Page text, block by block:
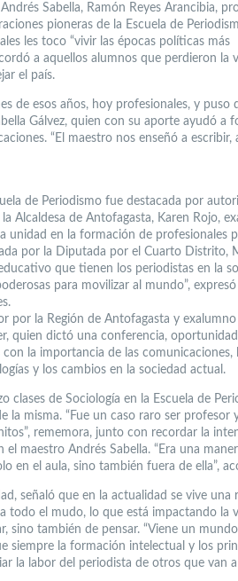
Sabella, Ramón Reyes Arancibia,
pioneras de la Escuela de
les toco “vivir las épocas políticas más
a aquellos alumnos que perdieron la
el país.
de esos años, hoy profesionales, y puso
Gálvez, quien con su aporte ayudó a
“El maestro nos enseñó a escribir,
de Periodismo fue destacada por
Alcaldesa de Antofagasta, Karen Rojo,
unidad en la formación de profesionales
por la Diputada por el Cuarto Distrito,
que tienen los periodistas en la
para movilizar al mundo”, expresó
por la Región de Antofagasta y exalumno
quien dictó una conferencia,
la importancia de las comunicaciones,
y los cambios en la sociedad actual.
clases de Sociología en la Escuela de
la misma. “Fue un caso raro ser profesor
rememora, junto con recordar la
maestro Andrés Sabella. “Era una
en el aula, sino también fuera de ella”,
señaló que en la actualidad se vive una
todo el mudo, lo que está impactando la
sino también de pensar. “Viene un mundo
siempre la formación intelectual y los
la labor del periodista de otros que van